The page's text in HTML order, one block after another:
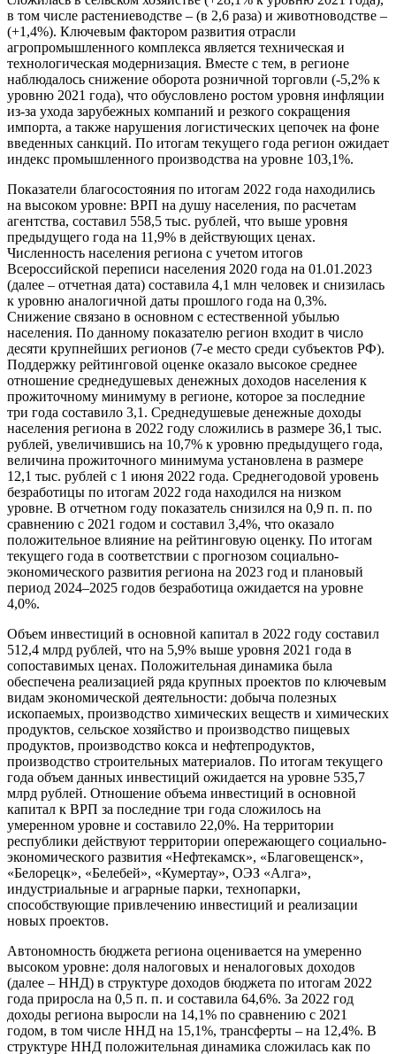
в том числе растениеводстве – (в 2,6 раза) и животноводстве –
(+1,4%). Ключевым фактором развития отрасли
агропромышленного комплекса является техническая и
технологическая модернизация. Вместе с тем, в регионе
наблюдалось снижение оборота розничной торговли (-5,2% к
уровню 2021 года), что обусловлено ростом уровня инфляции
из-за ухода зарубежных компаний и резкого сокращения
импорта, а также нарушения логистических цепочек на фоне
введенных санкций. По итогам текущего года регион ожидает
индекс промышленного производства на уровне 103,1%.
Показатели благосостояния по итогам 2022 года находились
на высоком уровне: ВРП на душу населения, по расчетам
агентства, составил 558,5 тыс. рублей, что выше уровня
предыдущего года на 11,9% в действующих ценах.
Численность населения региона с учетом итогов
Всероссийской переписи населения 2020 года на 01.01.2023
(далее – отчетная дата) составила 4,1 млн человек и снизилась
к уровню аналогичной даты прошлого года на 0,3%.
Снижение связано в основном с естественной убылью
населения. По данному показателю регион входит в число
десяти крупнейших регионов (7-е место среди субъектов РФ).
Поддержку рейтинговой оценке оказало высокое среднее
отношение среднедушевых денежных доходов населения к
прожиточному минимуму в регионе, которое за последние
три года составило 3,1. Среднедушевые денежные доходы
населения региона в 2022 году сложились в размере 36,1 тыс.
рублей, увеличившись на 10,7% к уровню предыдущего года,
величина прожиточного минимума установлена в размере
12,1 тыс. рублей с 1 июня 2022 года. Среднегодовой уровень
безработицы по итогам 2022 года находился на низком
уровне. В отчетном году показатель снизился на 0,9 п. п. по
сравнению с 2021 годом и составил 3,4%, что оказало
положительное влияние на рейтинговую оценку. По итогам
текущего года в соответствии с прогнозом социально-
экономического развития региона на 2023 год и плановый
период 2024–2025 годов безработица ожидается на уровне
4,0%.
Объем инвестиций в основной капитал в 2022 году составил
512,4 млрд рублей, что на 5,9% выше уровня 2021 года в
сопоставимых ценах. Положительная динамика была
обеспечена реализацией ряда крупных проектов по ключевым
видам экономической деятельности: добыча полезных
ископаемых, производство химических веществ и химических
продуктов, сельское хозяйство и производство пищевых
продуктов, производство кокса и нефтепродуктов,
производство строительных материалов. По итогам текущего
года объем данных инвестиций ожидается на уровне 535,7
млрд рублей. Отношение объема инвестиций в основной
капитал к ВРП за последние три года сложилось на
умеренном уровне и составило 22,0%. На территории
республики действуют территории опережающего социально-
экономического развития «Нефтекамск», «Благовещенск»,
«Белорецк», «Белебей», «Кумертау», ОЭЗ «Алга»,
индустриальные и аграрные парки, технопарки,
способствующие привлечению инвестиций и реализации
новых проектов.
Автономность бюджета региона оценивается на умеренно
высоком уровне: доля налоговых и неналоговых доходов
(далее – ННД) в структуре доходов бюджета по итогам 2022
года приросла на 0,5 п. п. и составила 64,6%. За 2022 год
доходы региона выросли на 14,1% по сравнению с 2021
годом, в том числе ННД на 15,1%, трансферты – на 12,4%. В
структуре ННД положительная динамика сложилась как по